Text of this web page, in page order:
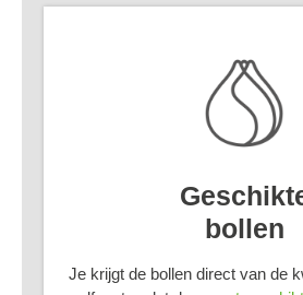
bollen
Je krijgt de bollen direct van de